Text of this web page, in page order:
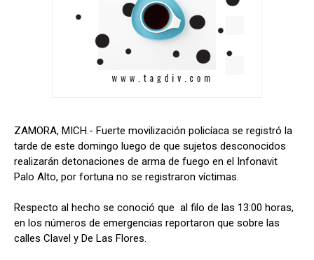
ZAMORA, MICH.- Fuerte movilización policíaca se registró la
tarde de este domingo luego de que sujetos desconocidos
realizarán detonaciones de arma de fuego en el Infonavit
Palo Alto, por fortuna no se registraron víctimas.
Respecto al hecho se conoció que al filo de las 13:00 horas,
en los números de emergencias reportaron que sobre las
calles Clavel y De Las Flores.